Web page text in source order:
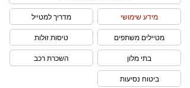
מידע שימושי מדריך למטייל
מטיילים משתפים טיסות זולות
בתי מלון השכרת רכב
ביטוח נסיעות